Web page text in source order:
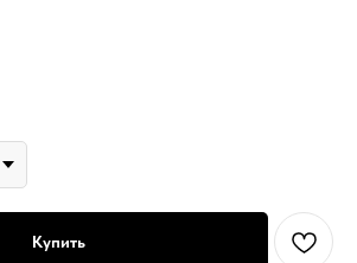
Купить